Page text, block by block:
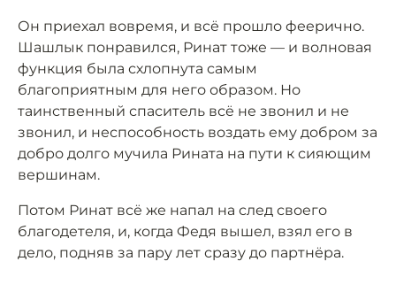
Он приехал вовремя, и всё прошло феерично.
Шашлык понравился, Ринат тоже — и волновая
функция была схлопнута самым
благоприятным для него образом. Но
таинственный спаситель всё не звонил и не
звонил, и неспособность воздать ему добром за
добро долго мучила Рината на пути к сияющим
вершинам.
Потом Ринат всё же напал на след своего
благодетеля, и, когда Федя вышел, взял его в
дело, подняв за пару лет сразу до партнёра.